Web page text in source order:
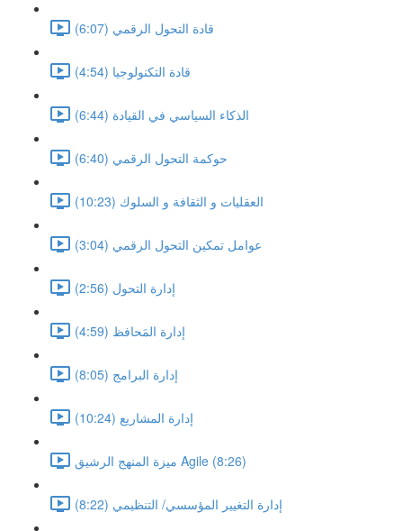
قادة التحول الرقمي (6:07)
قادة التكنولوجيا (4:54)
الذكاء السياسي في القيادة (6:44)
حوكمة التحول الرقمي (6:40)
العقليات و الثقافة و السلوك (10:23)
عوامل تمكين التحول الرقمي (3:04)
إدارة التحول (2:56)
إدارة المَحافظ (4:59)
إدارة البرامج (8:05)
إدارة المشاريع (10:24)
ميزة المنهج الرشيق Agile (8:26)
إدارة التغيير المؤسسي/ التنظيمي (8:22)